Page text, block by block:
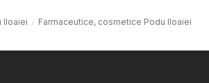
Iloaiei Farmaceutice, cosmetice Podu Iloaiei